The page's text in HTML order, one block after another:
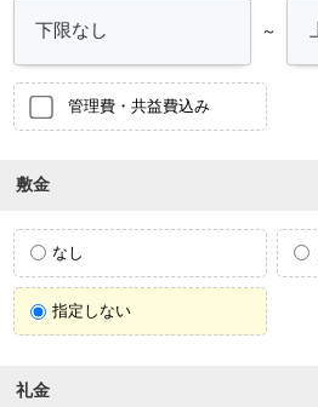
～
管理費・共益費込み
敷金
なし
指定しない
礼金